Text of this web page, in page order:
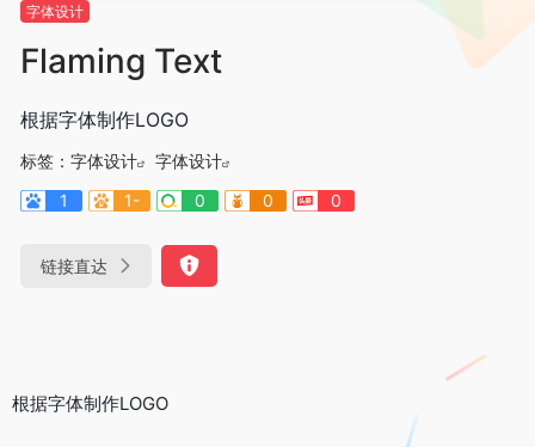
字体设计
Flaming Text
根据字体制作LOGO
标签： 字体设计
字体设计
1
1- 0 0 0
链接直达
根据字体制作LOGO